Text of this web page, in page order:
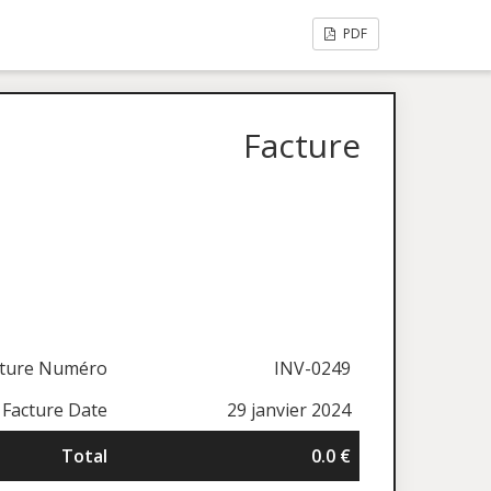
PDF
Facture
Numéro
INV-0249
Facture Date
29 janvier 2024
Total
0.0 €